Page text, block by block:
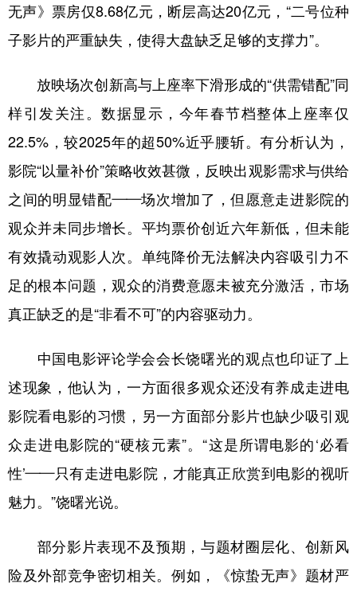
无声》票房仅8.68亿元，断层高达20亿元，“二号位种
子影片的严重缺失，使得大盘缺乏足够的支撑力”。
放映场次创新高与上座率下滑形成的“供需错配”同
样引发关注。数据显示，今年春节档整体上座率仅
22.5%，较2025年的超50%近乎腰斩。有分析认为，
影院“以量补价”策略收效甚微，反映出观影需求与供给
之间的明显错配——场次增加了，但愿意走进影院的
观众并未同步增长。平均票价创近六年新低，但未能
有效撬动观影人次。单纯降价无法解决内容吸引力不
足的根本问题，观众的消费意愿未被充分激活，市场
真正缺乏的是“非看不可”的内容驱动力。
中国电影评论学会会长饶曙光的观点也印证了上
述现象，他认为，一方面很多观众还没有养成走进电
影院看电影的习惯，另一方面部分影片也缺少吸引观
众走进电影院的“硬核元素”。“这是所谓电影的‘必看
性’——只有走进电影院，才能真正欣赏到电影的视听
魅力。”饶曙光说。
部分影片表现不及预期，与题材圈层化、创新风
险及外部竞争密切相关。例如，《惊蛰无声》题材严